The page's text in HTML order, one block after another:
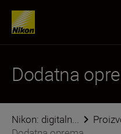
Dodatna
Nikon: digitaln...